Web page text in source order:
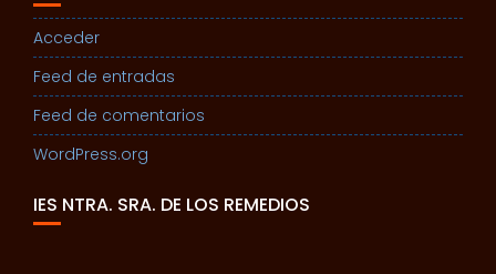
Acceder
Feed de entradas
Feed de comentarios
WordPress.org
IES NTRA. SRA. DE LOS REMEDIOS